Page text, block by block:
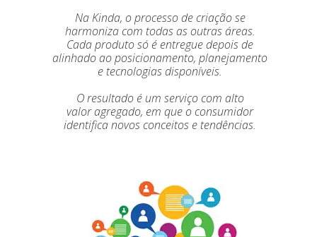
Na Kinda, o processo de criação se
harmoniza com todas as outras áreas.
Cada produto só é entregue depois de
alinhado ao posicionamento, planejamento
e tecnologias disponíveis.
O resultado é um serviço com alto
valor agregado, em que o consumidor